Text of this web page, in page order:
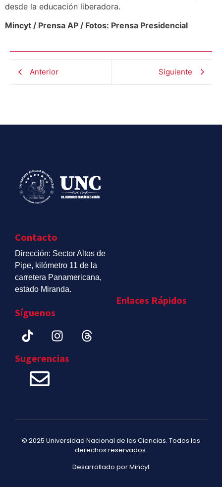
desde la educación liberadora.
Mincyt / Prensa AP / Fotos: Prensa Presidencial
Anterior Siguiente
Contacto
Dirección: Sector Altos de
Pipe, kilómetro 11 de la
carretera Panamericana,
estado Miranda.
Síguenos
Sugerencias
Enlaces Rápidos
© 2025 Universidad Nacional de las Ciencias. Todos los
derechos reservados.
Desarrollado por Mincyt